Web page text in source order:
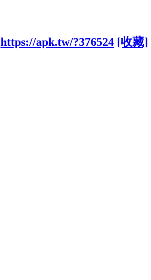
https://apk.tw/?376524 [收藏]